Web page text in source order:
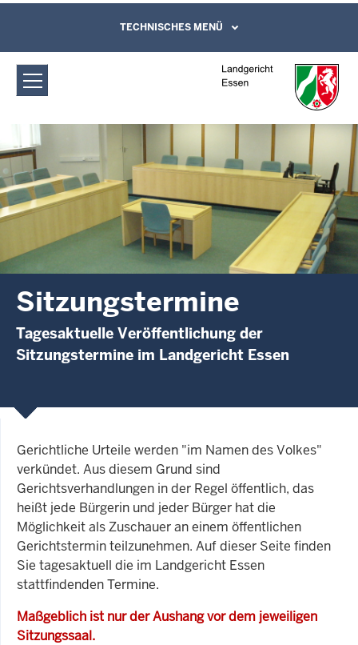
Landgericht Essen: Sitzungstermine
Direkt zum Inhalt
Leichte Sprache, Gebärdensprachenvideo
und Kontaktformular
TECHNISCHES MENÜ
Sitzungstermine
Tagesaktuelle Veröffentlichung der
Sitzungstermine im Landgericht Essen
Gerichtliche Urteile werden "im Namen des Volkes"
verkündet. Aus diesem Grund sind
Gerichtsverhandlungen in der Regel öffentlich, das
heißt jede Bürgerin und jeder Bürger hat die
Möglichkeit als Zuschauer an einem öffentlichen
Gerichtstermin teilzunehmen. Auf dieser Seite finden
Sie tagesaktuell die im Landgericht Essen
stattfindenden Termine.
Maßgeblich ist nur der Aushang vor dem jeweiligen
Sitzungssaal.